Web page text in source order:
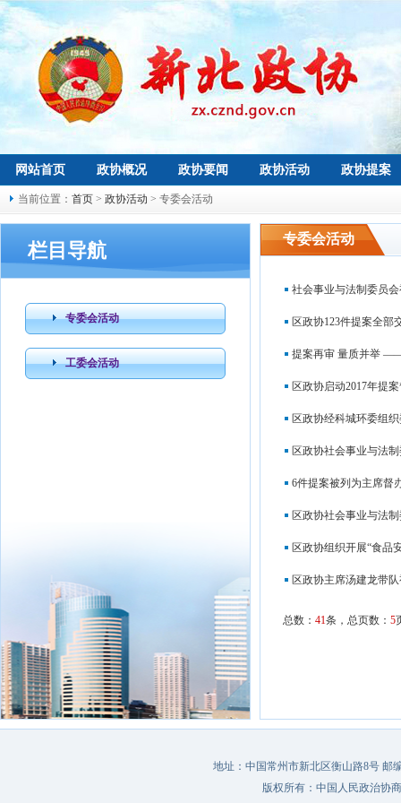
网站首页 政协概况 政协要闻 政协活动 政协提案
当前位置： 首页 > 政协活动 > 专委会活动
栏目导航
专委会活动
工委会活动
专委会活动
社会事业与法制委员
区政协123件提案全部
提案再审 量质并举
区政协启动2017年提
区政协经科城环委组
区政协社会事业与法
6件提案被列为主席督
区政协社会事业与法
区政协组织开展“食品
区政协主席汤建龙带
总数： 41条，总页数： 5
地址：中国常州市新北区衡山路8号 邮
版权所有：中国人民政治协